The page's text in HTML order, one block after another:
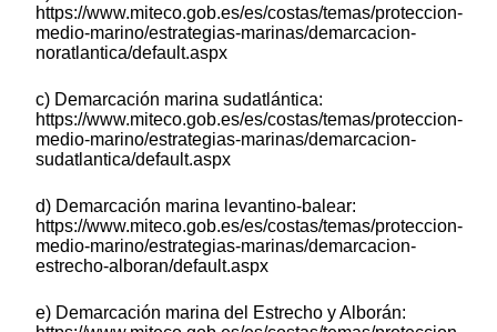
https://www.miteco.gob.es/es/costas/temas/proteccion-
medio-marino/estrategias-marinas/demarcacion-
noratlantica/default.aspx
c) Demarcación marina sudatlántica:
https://www.miteco.gob.es/es/costas/temas/proteccion-
medio-marino/estrategias-marinas/demarcacion-
sudatlantica/default.aspx
d) Demarcación marina levantino-balear:
https://www.miteco.gob.es/es/costas/temas/proteccion-
medio-marino/estrategias-marinas/demarcacion-
estrecho-alboran/default.aspx
e) Demarcación marina del Estrecho y Alborán: